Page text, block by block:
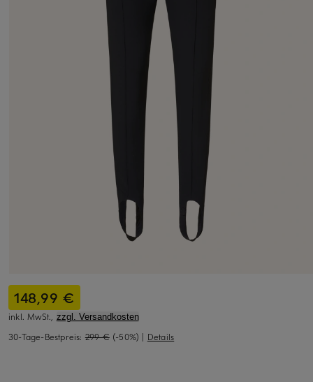
148,99 €
inkl. MwSt., zzgl. Versandkosten
30-Tage-Bestpreis: 299 € (-50%) | Details